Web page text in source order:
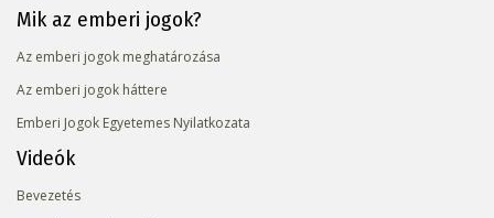
Mik az emberi jogok?
Az emberi jogok meghatározása
Az emberi jogok háttere
Emberi Jogok Egyetemes Nyilatkozata
Videók
Bevezetés